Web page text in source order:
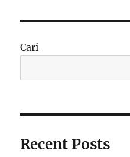
Cari
Recent Posts